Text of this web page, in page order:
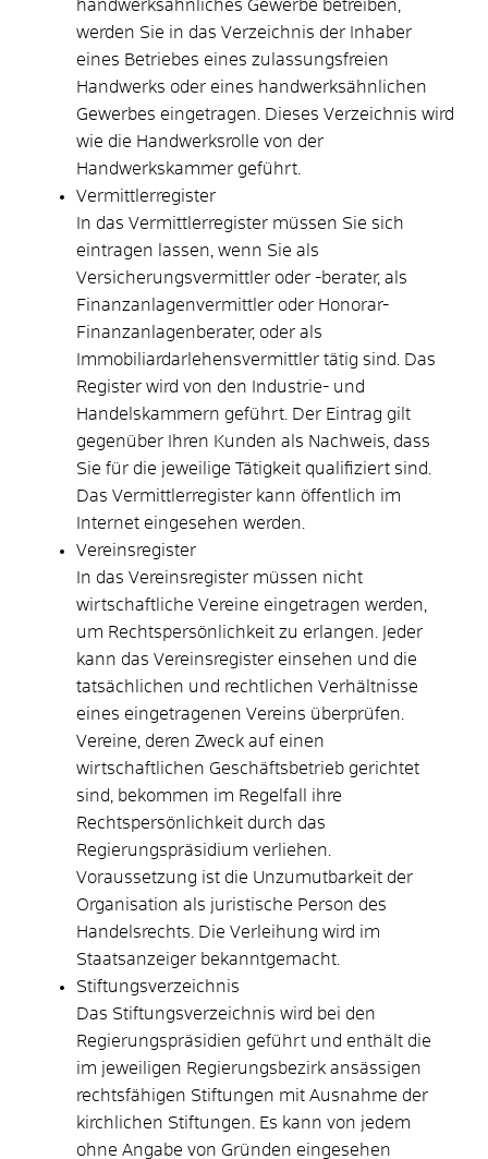
handwerksähnliches Gewerbe betreiben,
werden Sie in das Verzeichnis der Inhaber
eines Betriebes eines zulassungsfreien
Handwerks oder eines handwerksähnlichen
Gewerbes eingetragen. Dieses Verzeichnis wird
wie die Handwerksrolle von der
Handwerkskammer geführt.
Vermittlerregister
In das Vermittlerregister müssen Sie sich
eintragen lassen, wenn Sie als
Versicherungsvermittler oder -berater, als
Finanzanlagenvermittler oder Honorar-
Finanzanlagenberater, oder als
Immobiliardarlehensvermittler tätig sind. Das
Register wird von den Industrie- und
Handelskammern geführt. Der Eintrag gilt
gegenüber Ihren Kunden als Nachweis, dass
Sie für die jeweilige Tätigkeit qualifiziert sind.
Das Vermittlerregister kann öffentlich im
Internet eingesehen werden.
Vereinsregister
In das Vereinsregister müssen nicht
wirtschaftliche Vereine eingetragen werden,
um Rechtspersönlichkeit zu erlangen. Jeder
kann das Vereinsregister einsehen und die
tatsächlichen und rechtlichen Verhältnisse
eines eingetragenen Vereins überprüfen.
Vereine, deren Zweck auf einen
wirtschaftlichen Geschäftsbetrieb gerichtet
sind, bekommen im Regelfall ihre
Rechtspersönlichkeit durch das
Regierungspräsidium verliehen.
Voraussetzung ist die Unzumutbarkeit der
Organisation als juristische Person des
Handelsrechts. Die Verleihung wird im
Staatsanzeiger bekanntgemacht.
Stiftungsverzeichnis
Das Stiftungsverzeichnis wird bei den
Regierungspräsidien geführt und enthält die
im jeweiligen Regierungsbezirk ansässigen
rechtsfähigen Stiftungen mit Ausnahme der
kirchlichen Stiftungen. Es kann von jedem
ohne Angabe von Gründen eingesehen